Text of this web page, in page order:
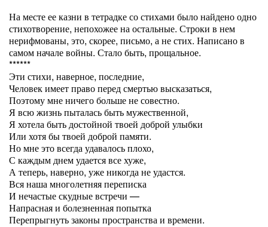
На месте ее казни в тетрадке со стихами было найдено одно
стихотворение, непохожее на остальные. Строки в нем
нерифмованы, это, скорее, письмо, а не стих. Написано в
самом начале войны. Стало быть, прощальное.
******
Эти стихи, наверное, последние,
Человек имеет право перед смертью высказаться,
Поэтому мне ничего больше не совестно.
Я всю жизнь пыталась быть мужественной,
Я хотела быть достойной твоей доброй улыбки
Или хотя бы твоей доброй памяти.
Но мне это всегда удавалось плохо,
С каждым днем удается все хуже,
А теперь, наверно, уже никогда не удастся.
Вся наша многолетняя переписка
И нечастые скудные встречи —
Напрасная и болезненная попытка
Перепрыгнуть законы пространства и времени.